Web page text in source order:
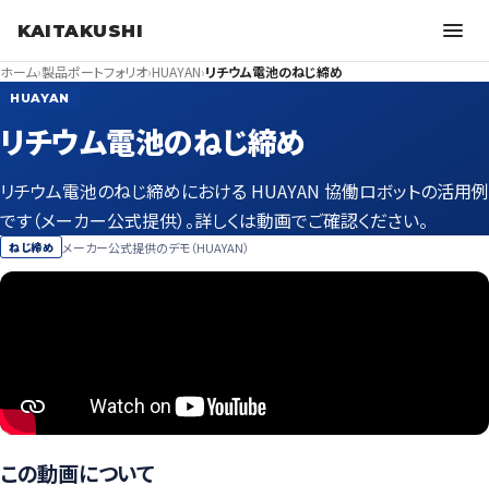
KAITAKUSHI
ホーム›製品ポートフォリオ›HUAYAN›リチウム電池のねじ締め
HUAYAN
リチウム電池のねじ締め
リチウム電池のねじ締めにおける HUAYAN 協働ロボットの活用例
です（メーカー公式提供）。詳しくは動画でご確認ください。
ねじ締め メーカー公式提供のデモ（HUAYAN）
この動画について